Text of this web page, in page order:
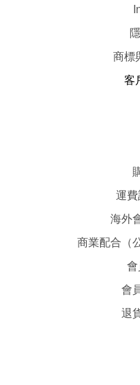
隱
商標
客
運
海外
商業配合（
會
退